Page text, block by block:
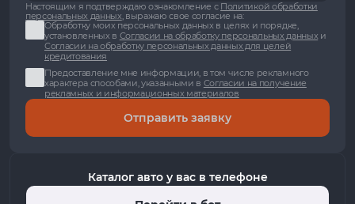
Настоящим я подтверждаю ознакомление с Политикой обработки
персональных данных, выражаю свое согласие на:
Обработку моих персональных данных в целях и порядке,
установленных в Согласии на обработку персональных данныхи
Согласии на обработку персональных данных для целей
кредитования
Предоставление мне информации, в том числе рекламного
характера способами, указанными в Согласии на получение
рекламных и информационных материалов
Отправить заявку
Каталог авто у вас в телефоне